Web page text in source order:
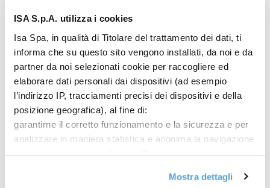
ISA S.p.A. utilizza i cookies
Isa Spa, in qualità di Titolare del trattamento dei dati, ti
informa che su questo sito vengono installati, da noi e da
partner da noi selezionati cookie per raccogliere ed
elaborare dati personali dai dispositivi (ad esempio
l’indirizzo IP, tracciamenti precisi dei dispositivi e della
posizione geografica), al fine di:
garantirne il corretto funzionamento e la sicurezza e per
analizzare in maniera statistica e anonima la navigazione
personalizzate sulla base dei tuoi interessi, delle
Mostra dettagli